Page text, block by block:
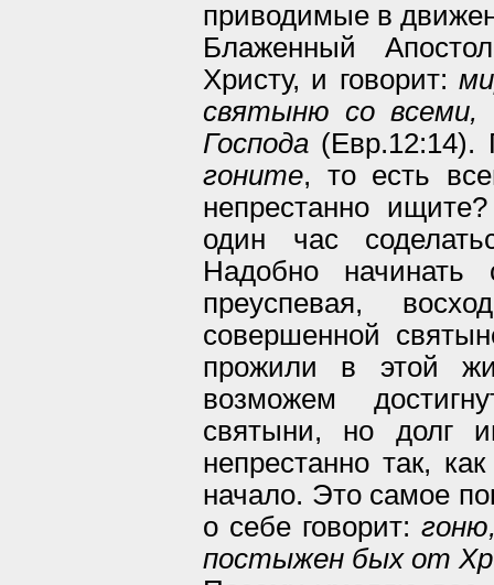
приводимые в
Блаженный
Христу, и говорит:
святыню со всеми,
Господа (Евр.12:14).
гоните, то есть
непрестанно
один час
Надобно
преуспевая,
совершенной
прожили в этой
возможем
святыни, но долг
непрестанно так,
начало. Это самое
о себе говорит:
постыжен бых от